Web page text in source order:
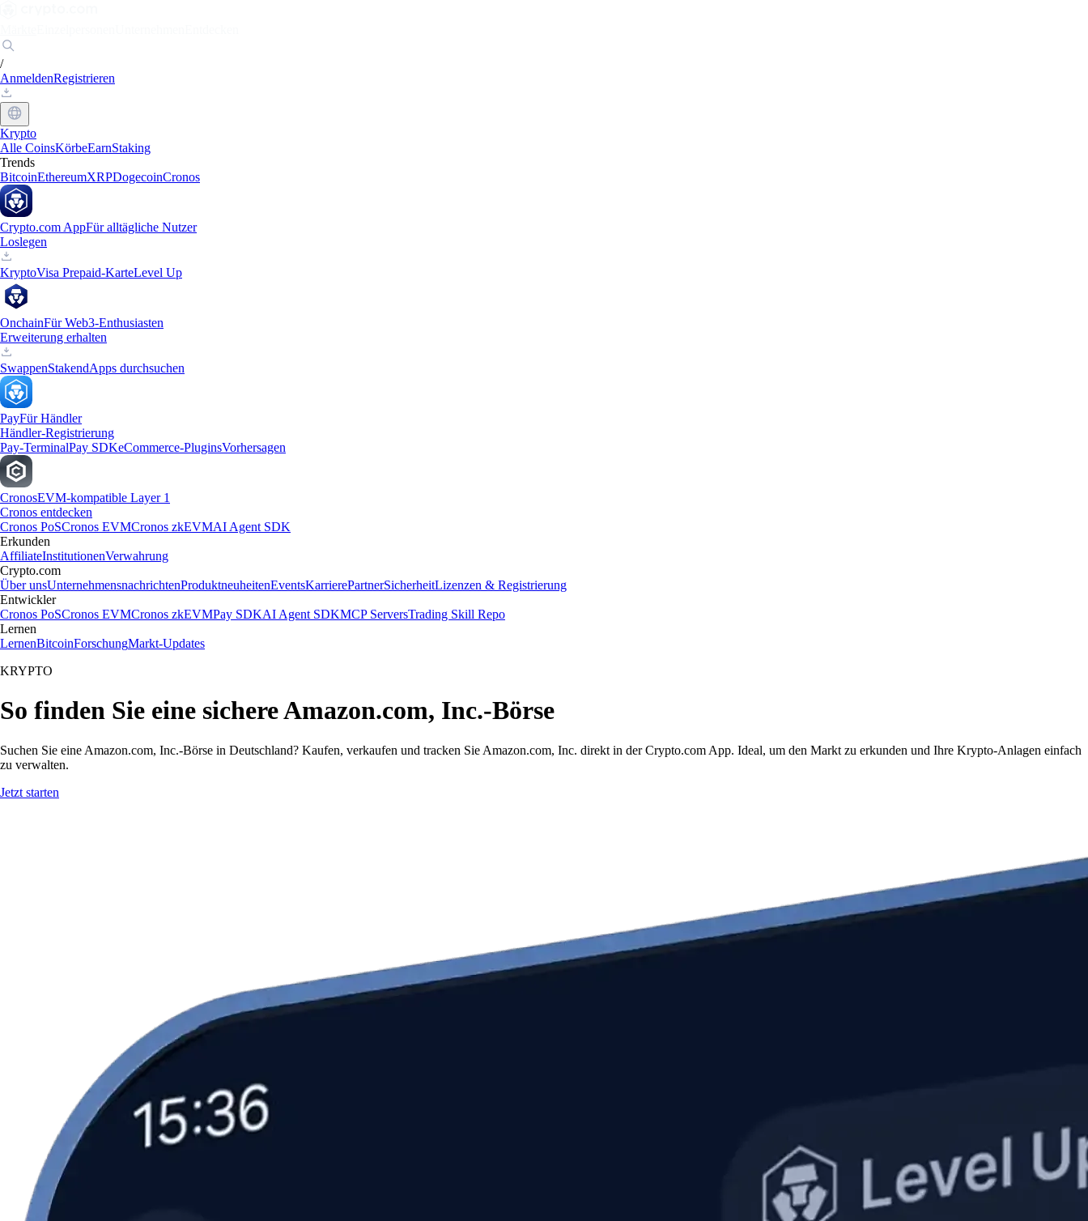
/
AnmeldenRegistrieren
Krypto
Alle CoinsKörbeEarnStaking
Trends
BitcoinEthereumXRPDogecoinCronos
Crypto.com AppFür alltägliche Nutzer
Loslegen
KryptoVisa Prepaid-KarteLevel Up
OnchainFür Web3-Enthusiasten
Erweiterung erhalten
SwappenStakendApps durchsuchen
PayFür Händler
Händler-Registrierung
Pay-TerminalPay SDKeCommerce-PluginsVorhersagen
CronosEVM-kompatible Layer 1
Cronos entdecken
Cronos PoSCronos EVMCronos zkEVMAI Agent SDK
Erkunden
AffiliateInstitutionenVerwahrung
Crypto.com
Über unsUnternehmensnachrichtenProduktneuheitenEventsKarrierePartnerSicherheitLizenzen & Registrierung
Entwickler
Cronos PoSCronos EVMCronos zkEVMPay SDKAI Agent SDKMCP ServersTrading Skill Repo
Lernen
LernenBitcoinForschungMarkt-Updates
KRYPTO
So finden Sie eine sichere Amazon.com, Inc.-Börse
Suchen Sie eine Amazon.com, Inc.-Börse in Deutschland? Kaufen, verkaufen und tracken Sie Amazon.com, Inc. direkt in der Crypto.com App. Ideal, um den Markt zu erkunden und Ihre Krypto-Anlagen einfach
zu verwalten.
Jetzt starten